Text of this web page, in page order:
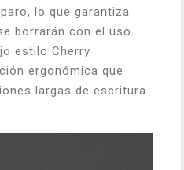
lo que garantiza
borrarán con el uso
estilo Cherry
ergonómica que
largas de escritura